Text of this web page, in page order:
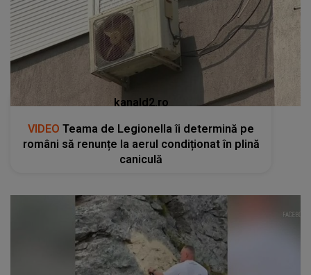
kanald2.ro
VIDEO Teama de Legionella îi determină pe
români să renunțe la aerul condiționat în plină
caniculă